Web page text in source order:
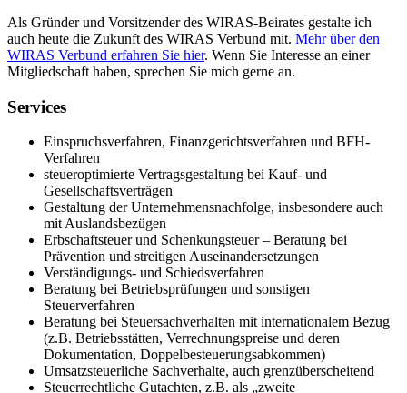
Als Gründer und Vorsitzender des WIRAS-Beirates gestalte ich
auch heute die Zukunft des WIRAS Verbund mit. Mehr über den
WIRAS Verbund erfahren Sie hier. Wenn Sie Interesse an einer
Mitgliedschaft haben, sprechen Sie mich gerne an.
Services
Einspruchsverfahren, Finanzgerichtsverfahren und BFH-
Verfahren
steueroptimierte Vertragsgestaltung bei Kauf- und
Gesellschaftsverträgen
Gestaltung der Unternehmensnachfolge, insbesondere auch
mit Auslandsbezügen
Erbschaftsteuer und Schenkungsteuer – Beratung bei
Prävention und streitigen Auseinandersetzungen
Verständigungs- und Schiedsverfahren
Beratung bei Betriebsprüfungen und sonstigen
Steuerverfahren
Beratung bei Steuersachverhalten mit internationalem Bezug
(z.B. Betriebsstätten, Verrechnungspreise und deren
Dokumentation, Doppelbesteuerungsabkommen)
Umsatzsteuerliche Sachverhalte, auch grenzüberscheitend
Steuerrechtliche Gutachten, z.B. als „zweite